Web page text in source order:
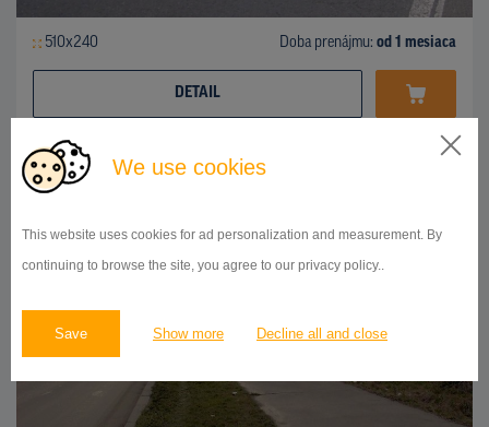
We use cookies
This website uses cookies for ad personalization and measurement. By
continuing to browse the site, you agree to our privacy policy..
Save Show more Decline all and close
510x240 Doba prenájmu: od 1 mesiaca
DETAIL
OSTATNÉ